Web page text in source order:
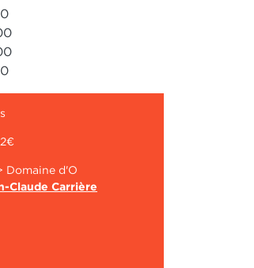
Domaine d'O
Claude Carrière